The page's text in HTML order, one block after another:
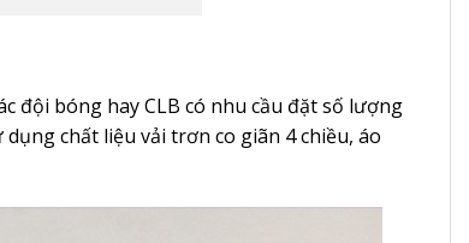
đội bóng hay CLB có nhu cầu đặt số lượng
dụng chất liệu vải trơn co giãn 4 chiều, áo